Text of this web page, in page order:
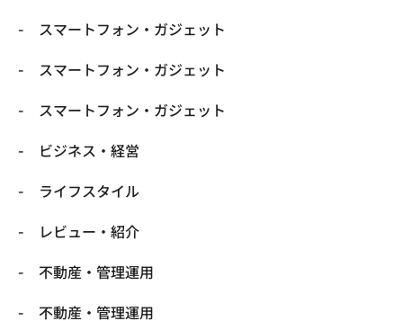
スマートフォン・ガジェット
スマートフォン・ガジェット
スマートフォン・ガジェット
ビジネス・経営
ライフスタイル
レビュー・紹介
不動産・管理運用
不動産・管理運用